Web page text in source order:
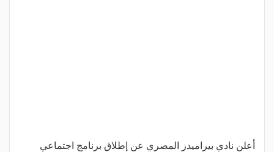
أعلن نادي بيراميدز المصري عن إطلاق برنامج اجتماعي